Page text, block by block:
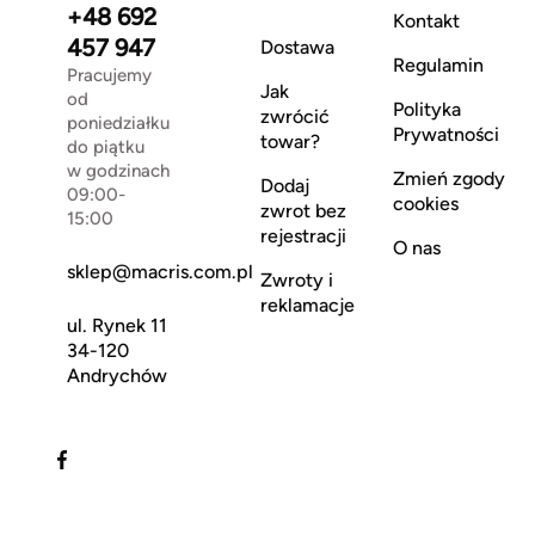
+48 692
457 947
Pracujemy
od
poniedziałku
do piątku
w godzinach
09:00-
15:00
sklep@macris.com.pl
ul. Rynek 11
34-120
Andrychów
Dostawa
Jak
zwrócić
towar?
Dodaj
zwrot bez
rejestracji
Zwroty i
reklamacje
Kontakt
Regulamin
Polityka
Prywatności
Zmień zgody
cookies
O nas